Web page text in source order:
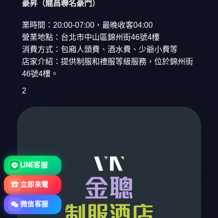
豪昇（龍昌聯名豪門）
業時間：20:00-07:00，最晚收客04:00
營業地點：台北市中山區錦州街46號4樓
消費方式：包廂人頭費、酒水費、少爺小費等
店家介紹：提供制服和禮服等級服務，位於錦州街
46號4樓。
2
LINE客服
☎ 立即來電
微信客服